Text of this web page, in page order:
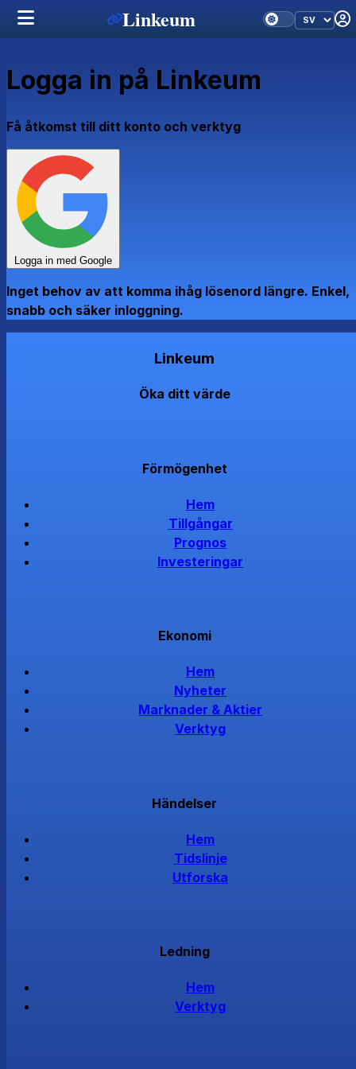
Linkeum
Logga in på Linkeum
Få åtkomst till ditt konto och verktyg
Logga in med Google
Inget behov av att komma ihåg lösenord längre. Enkel,
snabb och säker inloggning.
Linkeum
Öka ditt värde
Förmögenhet
Hem
Tillgångar
Prognos
Investeringar
Ekonomi
Hem
Nyheter
Marknader & Aktier
Verktyg
Händelser
Hem
Tidslinje
Utforska
Ledning
Hem
Verktyg